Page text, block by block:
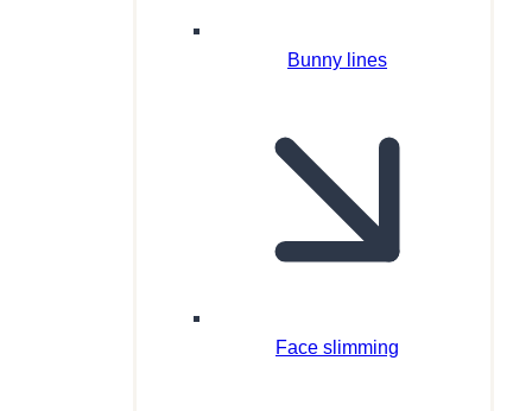
Bunny lines
Face slimming